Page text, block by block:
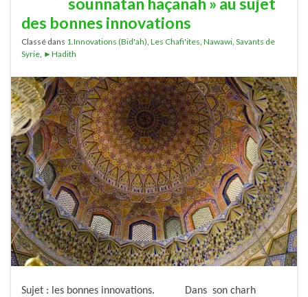
des bonnes innovations
Classé dans 1.Innovations (Bid'ah) Les Chafi'ites Nawawi Savants de
Syrie ►Hadith
Sujet : les bonnes innovations. Dans son charh